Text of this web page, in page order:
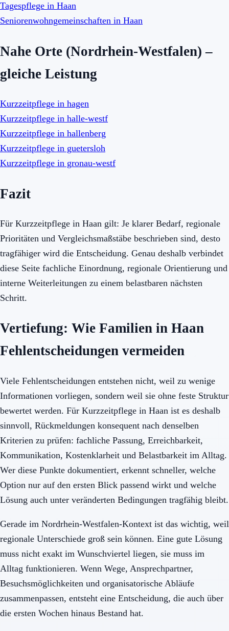
Tagespflege in Haan
Seniorenwohngemeinschaften in Haan
Nahe Orte (Nordrhein-Westfalen) –
gleiche Leistung
Kurzzeitpflege in hagen
Kurzzeitpflege in halle-westf
Kurzzeitpflege in hallenberg
Kurzzeitpflege in guetersloh
Kurzzeitpflege in gronau-westf
Fazit
Für Kurzzeitpflege in Haan gilt: Je klarer Bedarf, regionale
Prioritäten und Vergleichsmaßstäbe beschrieben sind, desto
tragfähiger wird die Entscheidung. Genau deshalb verbindet
diese Seite fachliche Einordnung, regionale Orientierung und
interne Weiterleitungen zu einem belastbaren nächsten
Schritt.
Vertiefung: Wie Familien in Haan
Fehlentscheidungen vermeiden
Viele Fehlentscheidungen entstehen nicht, weil zu wenige
Informationen vorliegen, sondern weil sie ohne feste Struktur
bewertet werden. Für Kurzzeitpflege in Haan ist es deshalb
sinnvoll, Rückmeldungen konsequent nach denselben
Kriterien zu prüfen: fachliche Passung, Erreichbarkeit,
Kommunikation, Kostenklarheit und Belastbarkeit im Alltag.
Wer diese Punkte dokumentiert, erkennt schneller, welche
Option nur auf den ersten Blick passend wirkt und welche
Lösung auch unter veränderten Bedingungen tragfähig bleibt.
Gerade im Nordrhein-Westfalen-Kontext ist das wichtig, weil
regionale Unterschiede groß sein können. Eine gute Lösung
muss nicht exakt im Wunschviertel liegen, sie muss im
Alltag funktionieren. Wenn Wege, Ansprechpartner,
Besuchsmöglichkeiten und organisatorische Abläufe
zusammenpassen, entsteht eine Entscheidung, die auch über
die ersten Wochen hinaus Bestand hat.